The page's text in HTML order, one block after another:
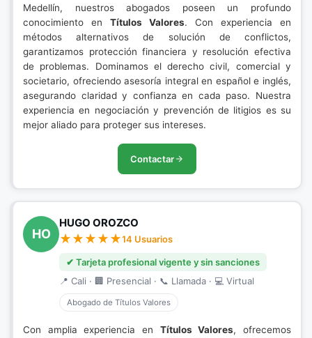
Medellín, nuestros abogados poseen un profundo
conocimiento en Títulos Valores. Con experiencia en
métodos alternativos de solución de conflictos,
garantizamos protección financiera y resolución efectiva
de problemas. Dominamos el derecho civil, comercial y
societario, ofreciendo asesoría integral en español e inglés,
asegurando claridad y confianza en cada paso. Nuestra
experiencia en negociación y prevención de litigios es su
mejor aliado para proteger sus intereses.
Contactar
HO
HUGO OROZCO
14 Usuarios
✔ Tarjeta profesional vigente y sin sanciones
📍 Cali · 🏢 Presencial · 📞 Llamada · 💻 Virtual
Abogado de Títulos Valores
Con amplia experiencia en Títulos Valores, ofrecemos